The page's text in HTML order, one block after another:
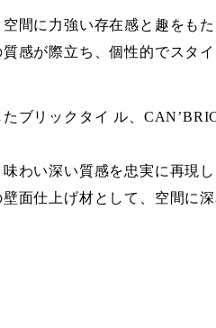
間に力強い存在感と趣をも
感が際立ち、個性的でスタ
ブリックタイ ル、
わい深い質感を忠実に再現
面仕上げ材として、空間に